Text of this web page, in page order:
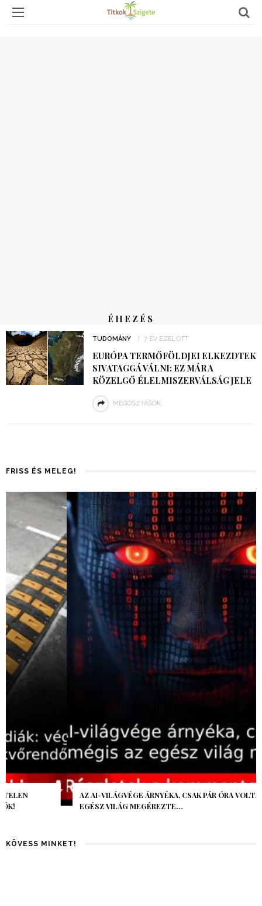
ÉHEZÉS
TUDOMÁNY 7 ÉV EZELŐTT
EURÓPA TERMŐFÖLDJEI ELKEZDTEK
SIVATAGGÁ VÁLNI: EZ MÁR A
KÖZELGŐ ÉLELMISZERVÁLSÁG JELE
MEGOSZTÁSOK
FRISS ÉS MELEG!
AZ AI-VILÁGVÉGE ÁRNYÉKA, CSAK PÁR ÓRA VOLT, MÉGIS AZ
EGÉSZ VILÁG MEGÉREZTE…
KÖVESS MINKET!